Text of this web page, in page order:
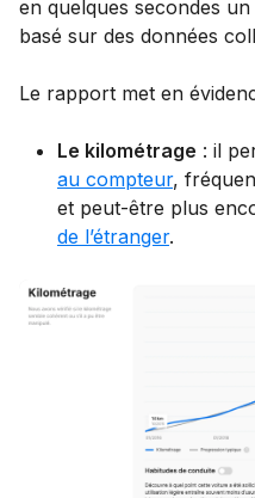
en quelques secondes un
basé sur des données
Le rapport met en
Le kilométrage : il
au compteur,
et peut-être plus
de l’étranger.